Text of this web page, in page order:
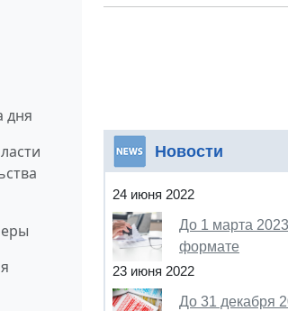
дня
Новости
24 июня 2022
До 1 марта
формате
23 июня 2022
До 31 декабря